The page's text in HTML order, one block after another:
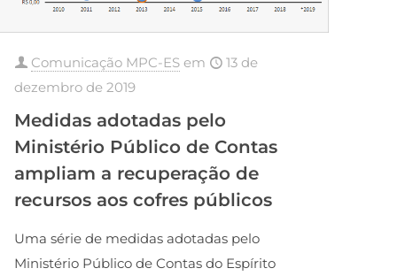
Comunicação MPC-ES em
13 de
dezembro de 2019
Medidas adotadas pelo
Ministério Público de Contas
ampliam a recuperação de
recursos aos cofres públicos
Uma série de medidas adotadas pelo
Ministério Público de Contas do Espírito